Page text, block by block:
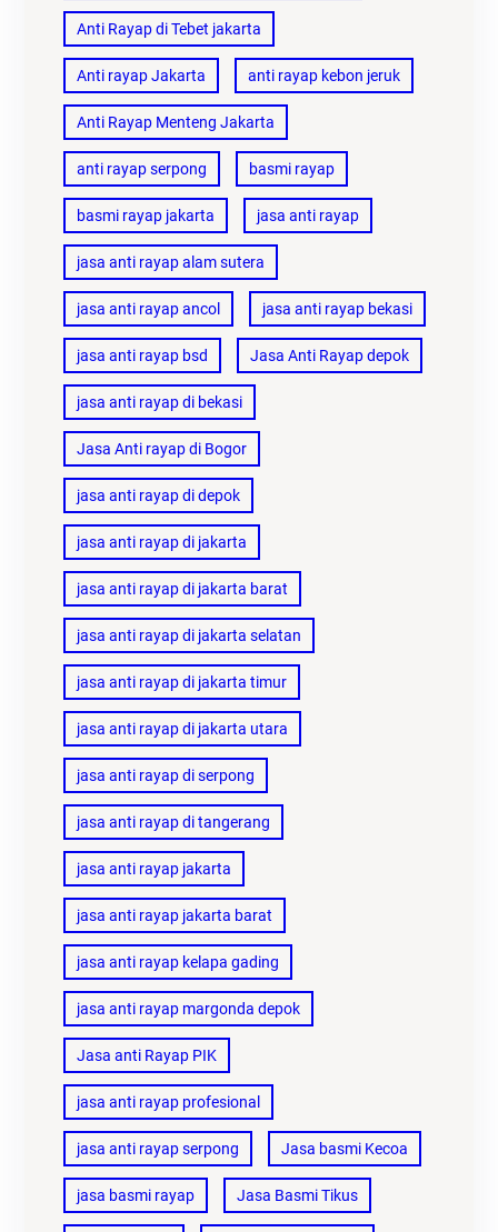
Anti Rayap di Tebet jakarta
Anti rayap Jakarta anti rayap kebon jeruk
Anti Rayap Menteng Jakarta
anti rayap serpong basmi rayap
basmi rayap jakarta jasa anti rayap
jasa anti rayap alam sutera
jasa anti rayap ancol jasa anti rayap bekasi
jasa anti rayap bsd Jasa Anti Rayap depok
jasa anti rayap di bekasi
Jasa Anti rayap di Bogor
jasa anti rayap di depok
jasa anti rayap di jakarta
jasa anti rayap di jakarta barat
jasa anti rayap di jakarta selatan
jasa anti rayap di jakarta timur
jasa anti rayap di jakarta utara
jasa anti rayap di serpong
jasa anti rayap di tangerang
jasa anti rayap jakarta
jasa anti rayap jakarta barat
jasa anti rayap kelapa gading
jasa anti rayap margonda depok
Jasa anti Rayap PIK
jasa anti rayap profesional
jasa anti rayap serpong Jasa basmi Kecoa
jasa basmi rayap Jasa Basmi Tikus